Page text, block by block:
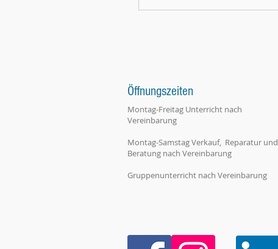
Öffnungszeiten
Montag-Freitag Unterricht nach
Vereinbarung
Montag-Samstag Verkauf, Reparatur und
Beratung nach Vereinbarung
Gruppenunterricht nach Vereinbarung